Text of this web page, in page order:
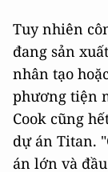
Tuy nhiên
đang sản
nhân tạo
phương tiện
Cook cũng
dự án Titan.
án lớn và